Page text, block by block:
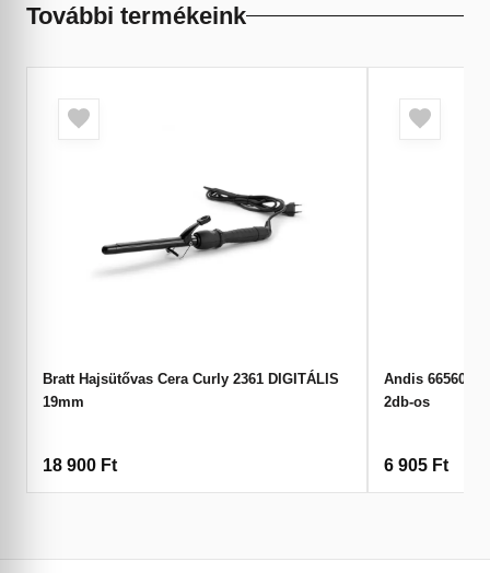
További termékeink
Bratt Hajsütővas Cera Curly 2361 DIGITÁLIS
19mm
18 900 Ft
Andis 66560
2db-os
6 905 Ft